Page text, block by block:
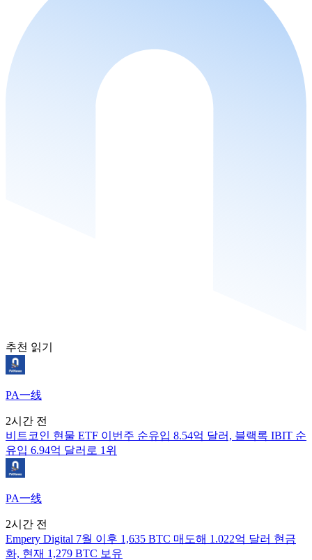
추천 읽기
PA一线
2시간 전
비트코인 현물 ETF 이번주 순유입 8.54억 달러, 블랙록 IBIT 순
유입 6.94억 달러로 1위
PA一线
2시간 전
Empery Digital 7월 이후 1,635 BTC 매도해 1.022억 달러 현금
화, 현재 1,279 BTC 보유